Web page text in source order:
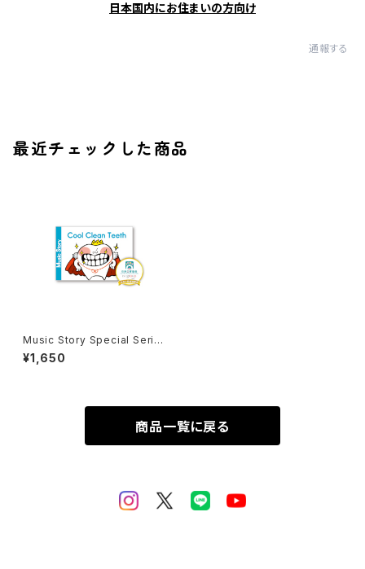
日本国内にお住まいの方向け
通報する
最近チェックした商品
Music Story Special Series
「Cool Clean Teeth」
¥1,650
商品一覧に戻る